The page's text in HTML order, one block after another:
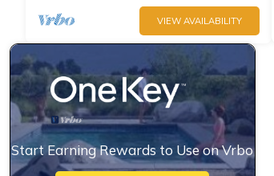
VIEW AVAILABILITY
Start Earning Rewards to Use on Vrbo